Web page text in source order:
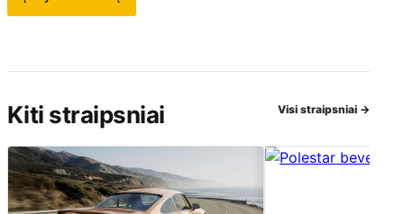
Kiti straipsniai Visi straipsniai →